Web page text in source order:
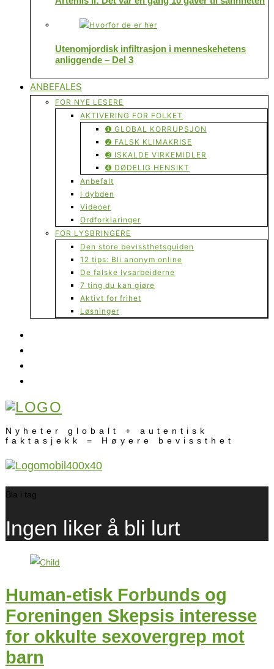
Utenomjordisk infiltrasjon i menneskehetens
anliggende – Del 3
ANBEFALES
FOR NYE LESERE
AKTIVERING FOR FOLKET
➊ GLOBAL KORRUPSJON
➋ FALSK KLIMAKRISE
➌ ISKALDE VIRKEMIDLER
➍ DØDELIG HENSIKT
Anbefalt
I dybden
Videoer
Ordforklaringer
FOR LYSBRINGERE
Den store bevissthetsguiden
12 tips: Bli anonym online
De falske lysarbeiderne
7 ting du kan gjøre
Aktivt for frihet
Løsninger
Nyheter globalt + autentisk
faktasjekk = Høyere bevissthet
Bla i tag
Ingen liker å bli lurt
Human-etisk Forbunds og
Foreningen Skepsis interesse
for okkulte sexovergrep mot
barn